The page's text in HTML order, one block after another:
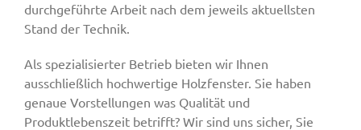
Jobs
durchgeführte Arbeit nach dem jeweils aktuellsten
Stand der Technik.
Als spezialisierter Betrieb bieten wir Ihnen
ausschließlich hochwertige Holzfenster. Sie haben
genaue Vorstellungen was Qualität und
Produktlebenszeit betrifft? Wir sind uns sicher, Sie